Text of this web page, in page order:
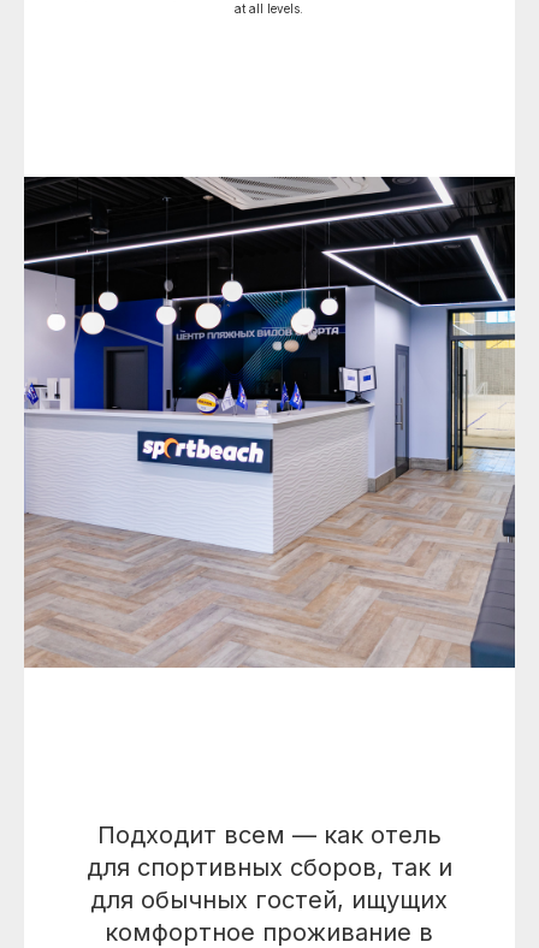
at all levels.
Подходит всем — как отель
для спортивных сборов, так и
для обычных гостей, ищущих
комфортное проживание в
+7 (495) 023-30-20
center@sportbeach.ru